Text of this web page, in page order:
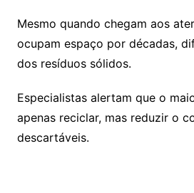
Mesmo quando chegam aos
ocupam espaço por décadas,
dos resíduos sólidos.
Especialistas alertam que o
apenas reciclar, mas reduzir o
descartáveis.